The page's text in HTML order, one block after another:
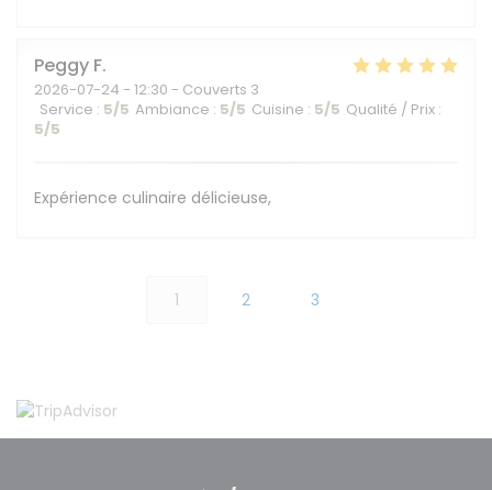
Peggy F
2026-07-24 - 12:30 - Couverts 3
Service : 5/5 Ambiance : 5/5 Cuisine : 5/5 Qualité / Prix :
5/5
Expérience culinaire délicieuse,
1 2 3